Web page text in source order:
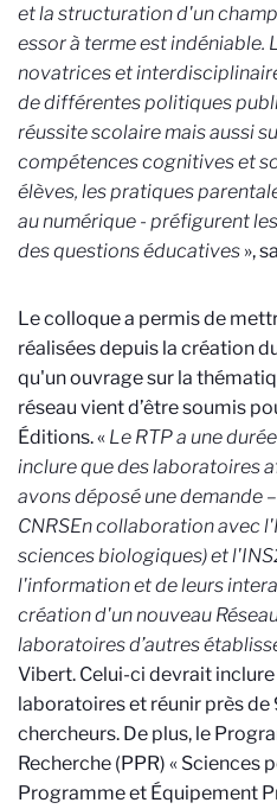
et la structuration d'un
essor à terme est indéniable.
novatrices et
de différentes politiques
réussite scolaire mais aussi
compétences cognitives et
élèves, les pratiques
au numérique - préfigurent
des questions éducatives »,
Le colloque a permis de
réalisées depuis la création
qu'un ouvrage sur la
réseau vient d’être soumis
Éditions. « Le RTP a une
inclure que des laboratoires
avons déposé une demande
CNRSEn collaboration avec
sciences biologiques) et
l'information et de leurs
création d'un nouveau
laboratoires d’autres
Vibert. Celui-ci devrait
laboratoires et réunir près
chercheurs. De plus, le
Recherche (PPR) « Sciences
Programme et Équipement